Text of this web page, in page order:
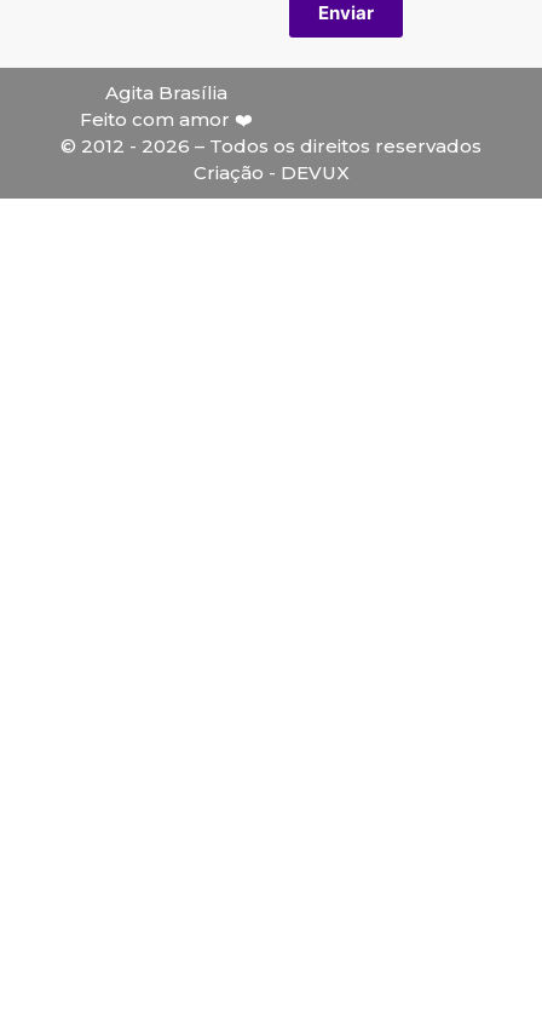
Enviar
Agita Brasília
Feito com amor ❤️
© 2012 - 2026 – Todos os direitos reservados
Criação - DEVUX